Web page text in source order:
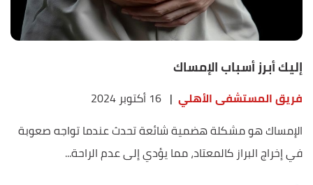
إليك أبرز أسباب الإمساك
فريق المستشفى الأهلي | 16 أكتوبر 2024
الإمساك هو مشكلة هضمية شائعة تحدث عندما تواجه صعوبة
في إخراج البراز كالمعتاد، مما يؤدي إلى عدم الراحة...